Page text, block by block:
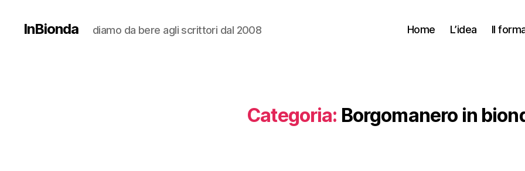
InBionda diamo da bere agli scrittori dal 2008 Home L’idea Il
Categoria: Borgomanero in